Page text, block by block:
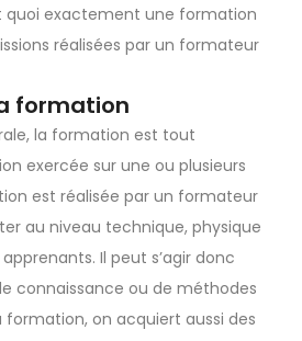
quoi exactement une formation
réalisées par un formateur
formation
la formation est tout
exercée sur une ou plusieurs
est réalisée par un formateur
au niveau technique, physique
Il peut s’agir donc
connaissance ou de méthodes
formation, on acquiert aussi des